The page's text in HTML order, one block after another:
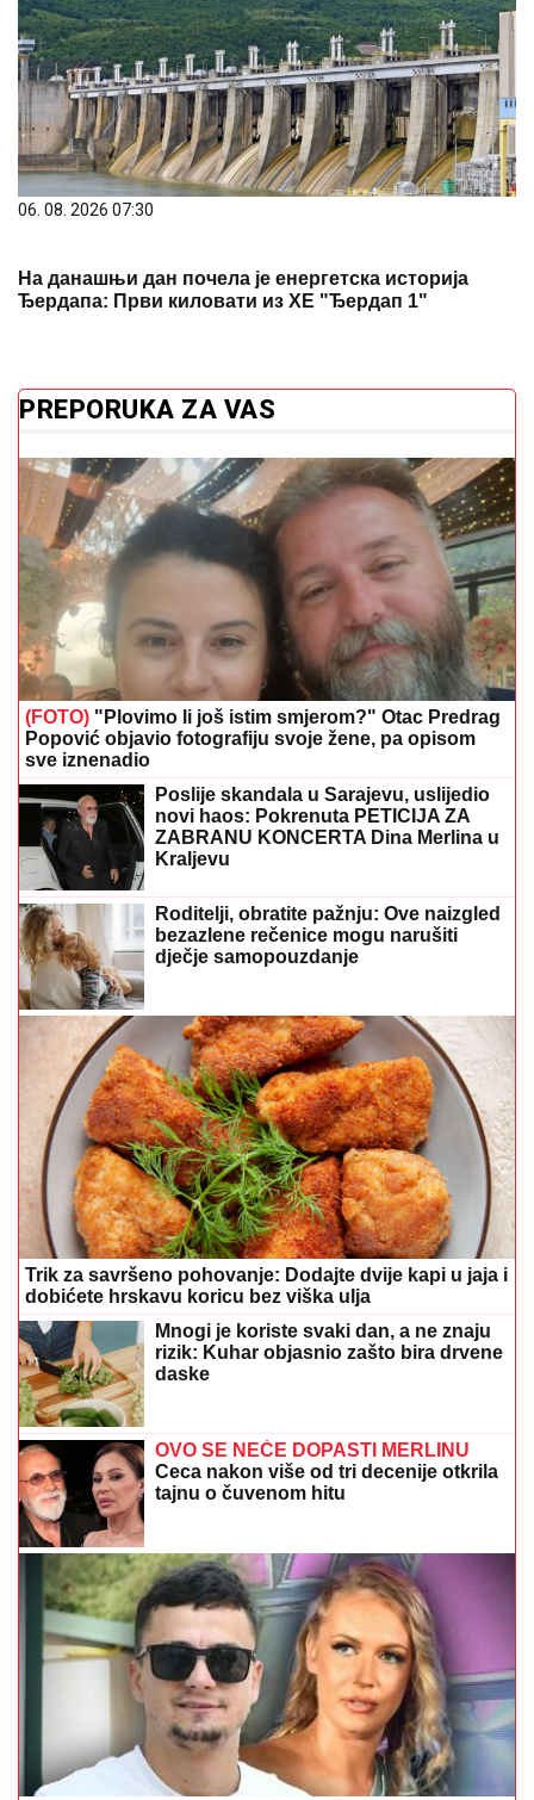
06. 08. 2026 07:30
На данашњи дан почела је енергетска историја
Ђердапа: Први киловати из ХЕ "Ђердап 1"
PREPORUKA ZA VAS
(FOTO) "Plovimo li još istim smjerom?" Otac Predrag
Popović objavio fotografiju svoje žene, pa opisom
sve iznenadio
Poslije skandala u Sarajevu, uslijedio
novi haos: Pokrenuta PETICIJA ZA
ZABRANU KONCERTA Dina Merlina u
Kraljevu
Roditelji, obratite pažnju: Ove naizgled
bezazlene rečenice mogu narušiti
dječje samopouzdanje
Trik za savršeno pohovanje: Dodajte dvije kapi u jaja i
dobićete hrskavu koricu bez viška ulja
Mnogi je koriste svaki dan, a ne znaju
rizik: Kuhar objasnio zašto bira drvene
daske
OVO SE NEĆE DOPASTI MERLINU
Ceca nakon više od tri decenije otkrila
tajnu o čuvenom hitu